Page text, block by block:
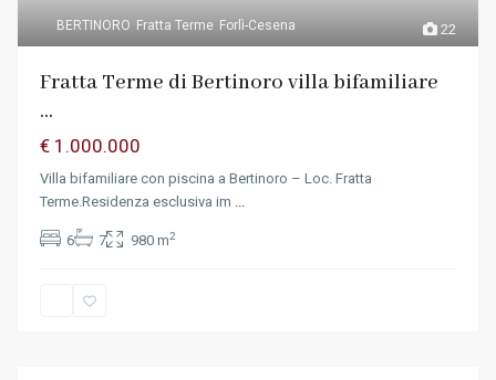
22
BERTINORO Fratta Terme Forlì-Cesena
Fratta Terme di Bertinoro villa bifamiliare
...
€ 1.000.000
Villa bifamiliare con piscina a Bertinoro – Loc. Fratta
Terme.Residenza esclusiva im ...
6 7 980 m2